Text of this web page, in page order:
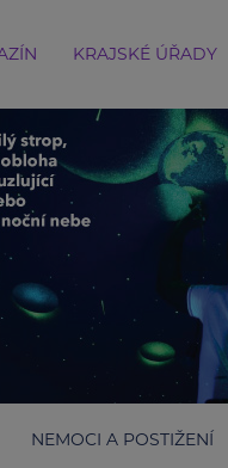
KRAJSKÉ ÚŘADY
NEMOCI A POSTIŽENÍ